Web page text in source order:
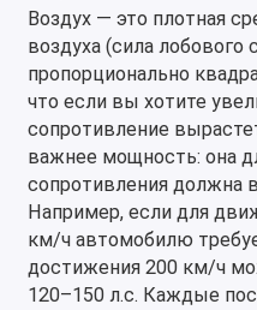
Воздух — это плотная
воздуха (сила лобового
пропорционально
что если вы хотите
сопротивление
важнее мощность: она
сопротивления должна
Например, если для
км/ч автомобилю
достижения 200 км/ч
120–150 л.с. Каждые